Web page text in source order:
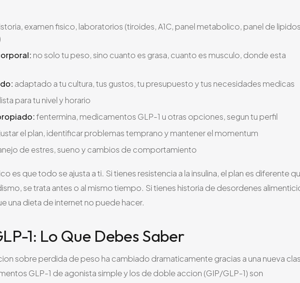
examen fisico, laboratorios (tiroides, A1C, panel metabolico, panel de
no solo tu peso, sino cuanto es grasa, cuanto es musculo, donde esta
adaptado a tu cultura, tus gustos, tu presupuesto y tus necesidades medicas
para tu nivel y horario
fentermina, medicamentos GLP-1 u otras opciones, segun tu perfil
el plan, identificar problemas temprano y mantener el momentum
de estres, sueno y cambios de comportamiento
es que todo se ajusta a ti. Si tienes resistencia a la insulina, el plan es diferente
se trata antes o al mismo tiempo. Si tienes historia de desordenes
una dieta de internet no puede hacer.
1: Lo Que Debes Saber
sobre perdida de peso ha cambiado dramaticamente gracias a una nueva
GLP-1 de agonista simple y los de doble accion (GIP/GLP-1) son